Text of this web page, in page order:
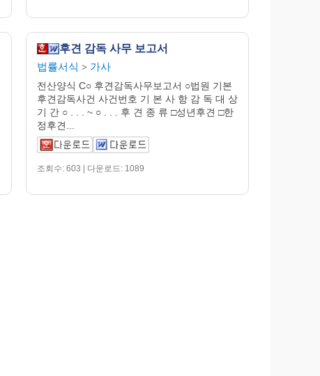
후견 감독 사무 보고서
법률서식 > 가사
전산양식 C○ 후견감독사무보고서 ○법원 기본
후견감독사건 사건번호 기 본 사 항 감 독 대 상
기 간 ○ . . . ~ ○ . . . 후 견 종 류 □성년후견 □한
정후견...
조회수: 603 | 다운로드: 1089